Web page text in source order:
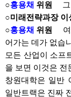
○홍용채 위원
○미래전략과장 이
○홍용채 위원
어가는 데가 없습
모든 산업이 소프
을 보면 이것은 전
창원대학은 일반
일반트랙은 진짜